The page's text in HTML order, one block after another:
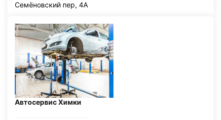
Семёновский пер, 4А
Автосервис Химки